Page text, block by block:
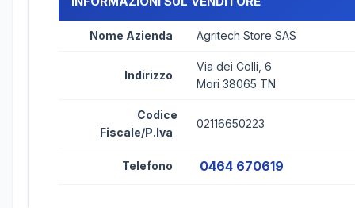
Nome Azienda Agritech Store SAS
Indirizzo
Via dei Colli, 6
Mori 38065 TN
Codice
Fiscale/P.Iva
02116650223
Telefono 0464 670619